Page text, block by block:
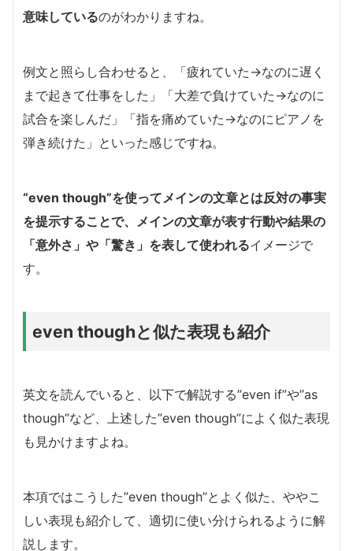
意味しているのがわかりますね。
例文と照らし合わせると、「疲れていた→なのに遅く
まで起きて仕事をした」「大差で負けていた→なのに
試合を楽しんだ」「指を痛めていた→なのにピアノを
弾き続けた」といった感じですね。
“even though”を使ってメインの文章とは反対の事実
を提示することで、メインの文章が表す行動や結果の
「意外さ」や「驚き」を表して使われるイメージで
す。
even thoughと似た表現も紹介
英文を読んでいると、以下で解説する”even if”や”as
though”など、上述した”even though”によく似た表現
も見かけますよね。
本項ではこうした”even though”とよく似た、ややこ
しい表現も紹介して、適切に使い分けられるように解
説します。